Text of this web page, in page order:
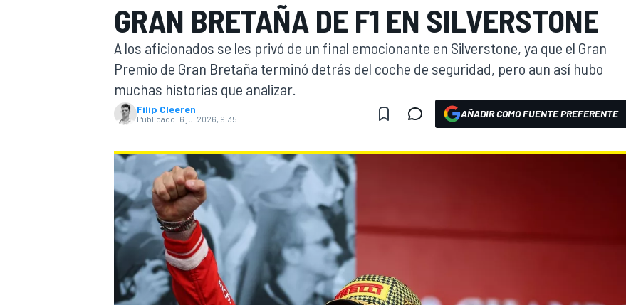
FÓRMULA E MOTO
NASCARINDYCARSPORTSCARRALLYTURISMO
MÁS
GRAN BRETAÑA DE F1 EN SILVERSTONE
A los aficionados se les privó de un final emocionante en Silverstone, ya que el Gran
Premio de Gran Bretaña terminó detrás del coche de seguridad, pero aun así hubo
muchas historias que analizar.
Filip Cleeren
Publicado: 6 jul 2026, 9:35 AÑADIR COMO FUENTE PREFERENTE